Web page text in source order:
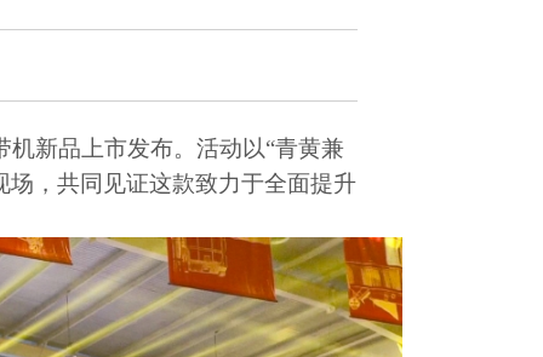
机新品上市发布。活动以“青黄兼
场，共同见证这款致力于全面提升